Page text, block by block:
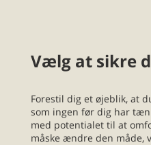
Vælg at sikre
Forestil dig et øjeblik, at
som ingen før dig har
med potentialet til at
måske ændre den måde,